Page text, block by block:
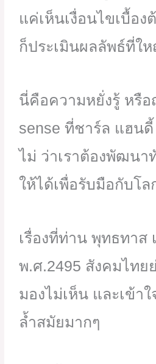
แค่เห็นเงื่อนไขเบื้อง
ก็ประเมินผลลัพธ์ที่ใ
นี่คือความหยั่งรู้ หรื
sense ที่ชาร์ล แฮน
ไม่ ว่าเราต้องพัฒน
ให้ได้เพื่อรับมือกับโ
เรื่องที่ท่าน พุทธทาส
พ.ศ.2495 สังคมไท
มองไม่เห็น และเข้าใ
ล้ำสมัยมากๆ